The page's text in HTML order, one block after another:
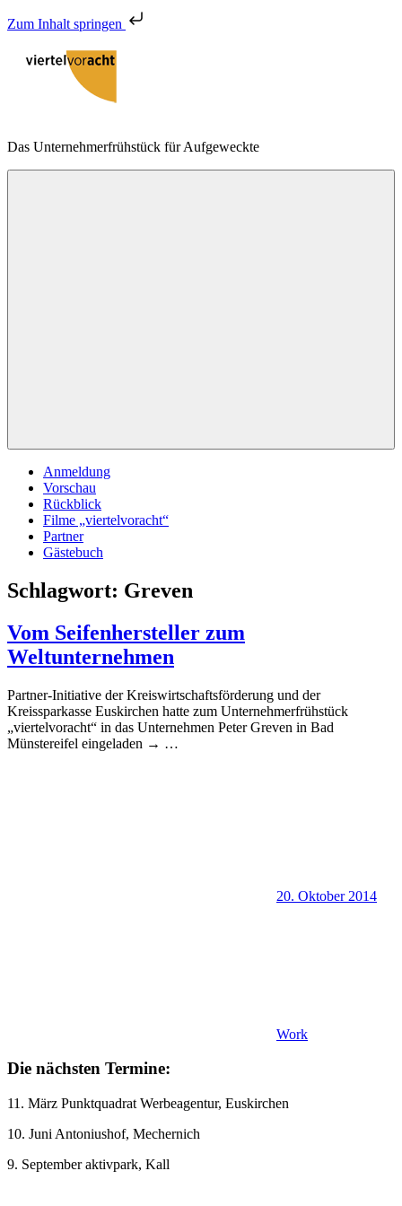
Zum Inhalt springen
Inhalt
viertelvoracht
Das Unternehmerfrühstück für Aufgeweckte
Anmeldung
Vorschau
Rückblick
Filme „viertelvoracht“
Partner
Gästebuch
Schlagwort: Greven
Vom Seifenhersteller zum
Weltunternehmen
Partner-Initiative der Kreiswirtschaftsförderung und der
Kreissparkasse Euskirchen hatte zum Unternehmerfrühstück
„viertelvoracht“ in das Unternehmen Peter Greven in Bad
Münstereifel eingeladen → …
20. Oktober 2014
Work
Die nächsten Termine:
11. März Punktquadrat Werbeagentur, Euskirchen
10. Juni Antoniushof, Mechernich
9. September aktivpark, Kall